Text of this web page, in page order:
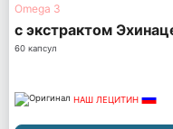
Omega 3
с экстрактом
60 капсул
НАШ ЛЕЦИТИН